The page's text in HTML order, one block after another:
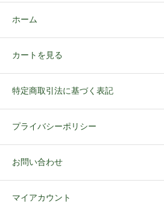
ホーム
カートを見る
特定商取引法に基づく表記
プライバシーポリシー
お問い合わせ
マイアカウント